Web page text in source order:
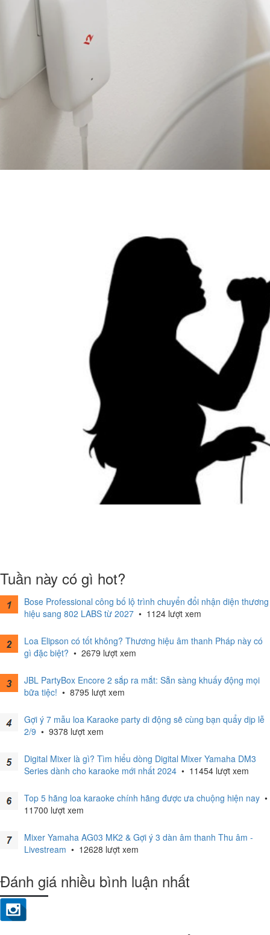
Tuần này có gì hot?
Bose Professional công bố lộ trình chuyển đổi nhận diện thương
hiệu sang 802 LABS từ 2027 • 1124 lượt xem
Loa Elipson có tốt không? Thương hiệu âm thanh Pháp này có
gì đặc biệt? • 2679 lượt xem
JBL PartyBox Encore 2 sắp ra mắt: Sẵn sàng khuấy động mọi
bữa tiệc! • 8795 lượt xem
Gợi ý 7 mẫu loa Karaoke party di động sẽ cùng bạn quẩy dịp lễ
2/9 • 9378 lượt xem
Digital Mixer là gì? Tìm hiểu dòng Digital Mixer Yamaha DM3
Series dành cho karaoke mới nhất 2024 • 11454 lượt xem
Top 5 hãng loa karaoke chính hãng được ưa chuộng hiện nay •
11700 lượt xem
Mixer Yamaha AG03 MK2 & Gợi ý 3 dàn âm thanh Thu âm -
Livestream • 12628 lượt xem
Đánh giá nhiều bình luận nhất